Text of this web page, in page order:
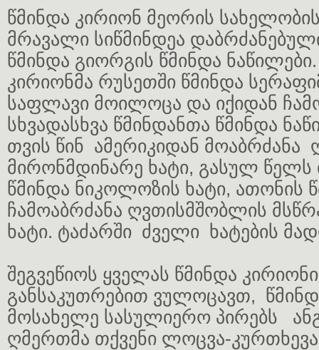
წმინდა კირიონ მეორის
მრავალი სიწმინდეა
წმინდა გიორგის წმინდა
კირიონმა რუსეთში წმინდა
საფლავი მოილოცა და იქიდან
სხვადასხვა წმინდანთა წმინდა
თვის წინ ამერიკიდან
მირონმდინარე ხატი, გასულ წელს
წმინდა ნიკოლოზის ხატი, ათონის
ჩამოაბრძანა ღვთისმშობლის
ხატი. ტაძარში ძველი ხატების
შეგვეწიოს ყველას წმინდა
განსაკუთრებით ვულოცავთ,
მოსახელე სასულიერო პირებს
ღმერთმა თქვენი ლოცვა-